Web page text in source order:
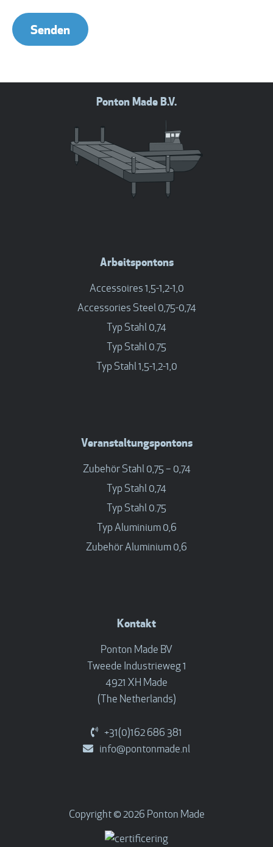
Ponton Made B.V.
Arbeitspontons
Accessoires 1,5-1,2-1,0
Accessories Steel 0,75-0,74
Typ Stahl 0,74
Typ Stahl 0.75
Typ Stahl 1,5-1,2-1,0
Veranstaltungspontons
Zubehör Stahl 0,75 – 0,74
Typ Stahl 0,74
Typ Stahl 0.75
Typ Aluminium 0,6
Zubehör Aluminium 0,6
Kontakt
Ponton Made BV
Tweede Industrieweg 1
4921 XH Made
(The Netherlands)
+31(0)162 686 381
info@pontonmade.nl
Copyright © 2026 Ponton Made